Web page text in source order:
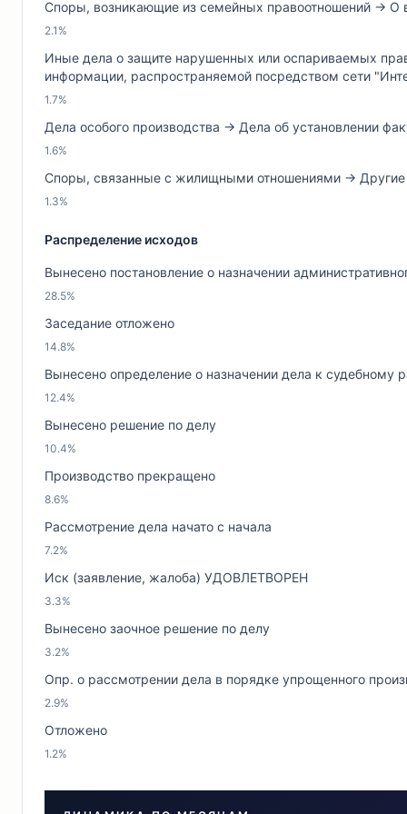
Споры, возникающие из семейных правоотношений → О
2.1%
Иные дела о защите нарушенных или оспариваемых
информации, распространяемой посредством сети
1.7%
Дела особого производства → Дела об установлении
1.6%
Споры, связанные с жилищными отношениями →
1.3%
Распределение исходов
Вынесено постановление о назначении
28.5%
Заседание отложено
14.8%
Вынесено определение о назначении дела к судебному
12.4%
Вынесено решение по делу
10.4%
Производство прекращено
8.6%
Рассмотрение дела начато с начала
7.2%
Иск (заявление, жалоба) УДОВЛЕТВОРЕН
3.3%
Вынесено заочное решение по делу
3.2%
Опр. о рассмотрении дела в порядке упрощенного
2.9%
Отложено
1.2%